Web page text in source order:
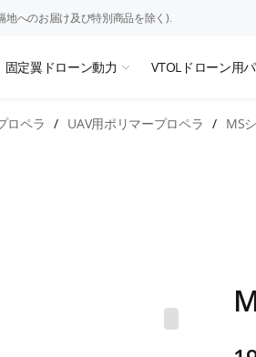
へのお届け及び特別商品を除く).
固定翼ドローン動力 VTOLドローン用
ロペラ / UAV用ポリマープロペラ / MS